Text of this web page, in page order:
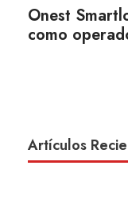
Onest
como
Artículos